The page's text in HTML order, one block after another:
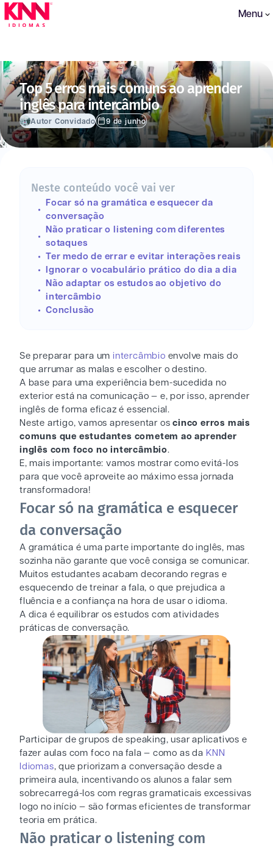
Menu
Top 5 erros mais comuns ao aprender
inglês para intercâmbio
Autor Convidado 9 de junho
Neste conteúdo você vai ver
Focar só na gramática e esquecer da
conversação
Não praticar o listening com diferentes
sotaques
Ter medo de errar e evitar interações reais
Ignorar o vocabulário prático do dia a dia
Não adaptar os estudos ao objetivo do
intercâmbio
Conclusão
Se preparar para um intercâmbio envolve mais do
que arrumar as malas e escolher o destino.
A base para uma experiência bem-sucedida no
exterior está na comunicação — e, por isso, aprender
inglês de forma eficaz é essencial.
Neste artigo, vamos apresentar oscinco erros mais
comuns que estudantes cometem ao aprender
inglês com foco no intercâmbio.
E, mais importante: vamos mostrar como evitá-los
para que você aproveite ao máximo essa jornada
transformadora!
Focar só na gramática e esquecer
da conversação
A gramática é uma parte importante do inglês, mas
sozinha não garante que você consiga se comunicar.
Muitos estudantes acabam decorando regras e
esquecendo de treinar a fala, o que prejudica a
fluência e a confiança na hora de usar o idioma.
A dica é equilibrar os estudos com atividades
práticas de conversação.
Participar de grupos de speaking, usar aplicativos e
fazer aulas com foco na fala — como as da KNN
Idiomas, que priorizam a conversação desde a
primeira aula, incentivando os alunos a falar sem
sobrecarregá-los com regras gramaticais excessivas
logo no início — são formas eficientes de transformar
teoria em prática.
Não praticar o listening com